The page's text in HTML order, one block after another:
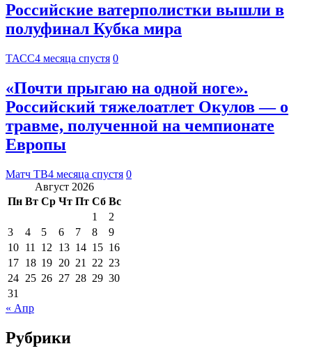
Российские ватерполистки вышли в
полуфинал Кубка мира
ТАСС4 месяца спустя 0
«Почти прыгаю на одной ноге».
Российский тяжелоатлет Окулов — о
травме, полученной на чемпионате
Европы
Матч ТВ4 месяца спустя 0
Август 2026
Пн Вт Ср Чт Пт Сб Вс
1
2
3
4 5 6 7 8
9
10 11 12 13 14 15 16
17 18 19 20 21 22 23
24 25 26 27 28 29 30
31
« Апр
Рубрики